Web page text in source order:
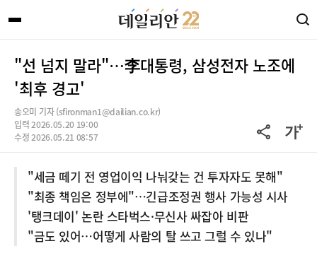
"선 넘지 말라"…李대통령, 삼성전자 노조에
'최후 경고'
송오미 기자 (sfironman1@dailian.co.kr)
입력 2026.05.20 19:00
수정 2026.05.21 08:57
"세금 떼기 전 영업이익 나눠갖는 건 투자자도 못해"
"최종 책임은 정부에"…긴급조정권 행사 가능성 시사
'탱크데이' 논란 스타벅스·무신사 싸잡아 비판
"금도 있어…어떻게 사람의 탈 쓰고 그럴 수 있나"